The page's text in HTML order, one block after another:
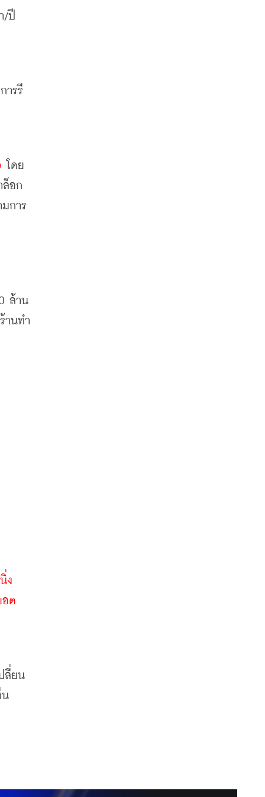
/ปี
ารรี
โดย
ล็อก
การ
ล้าน
านทำ
ง
อด
ลี่ยน
น